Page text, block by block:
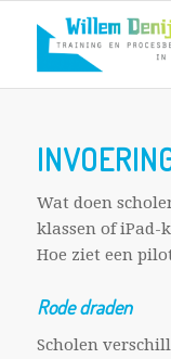
Wat doen
klassen of iPad-
Hoe ziet een
Rode draden
Scholen